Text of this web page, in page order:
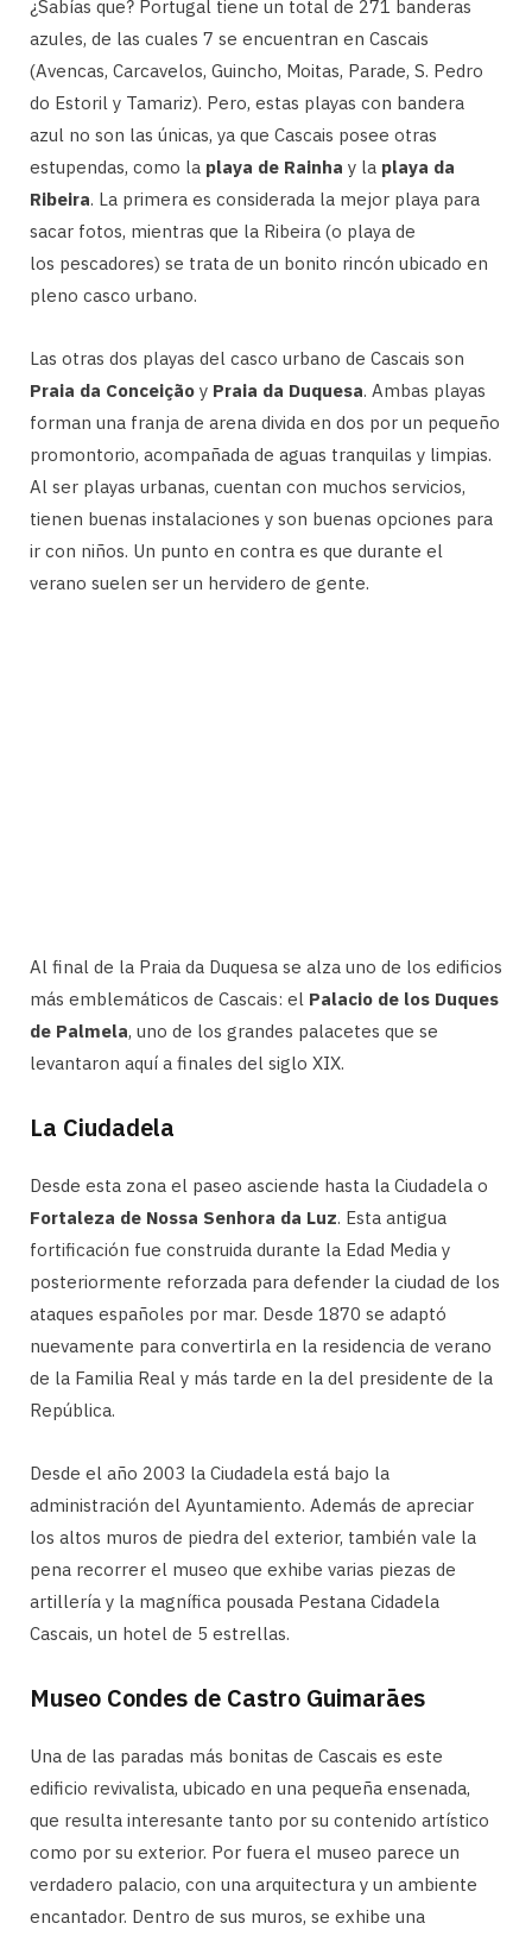
¿Sabías que? Portugal tiene un total de 271 banderas
azules, de las cuales 7 se encuentran en Cascais
(Avencas, Carcavelos, Guincho, Moitas, Parade, S. Pedro
do Estoril y Tamariz). Pero, estas playas con bandera
azul no son las únicas, ya que Cascais posee otras
estupendas, como la playa de Rainha y la playa da
Ribeira. La primera es considerada la mejor playa para
sacar fotos, mientras que la Ribeira (o playa de
los pescadores) se trata de un bonito rincón ubicado en
pleno casco urbano.
Las otras dos playas del casco urbano de Cascais son
Praia da Conceição y Praia da Duquesa. Ambas playas
forman una franja de arena divida en dos por un pequeño
promontorio, acompañada de aguas tranquilas y limpias.
Al ser playas urbanas, cuentan con muchos servicios,
tienen buenas instalaciones y son buenas opciones para
ir con niños. Un punto en contra es que durante el
verano suelen ser un hervidero de gente.
Al final de la Praia da Duquesa se alza uno de los edificios
más emblemáticos de Cascais: el Palacio de los Duques
de Palmela, uno de los grandes palacetes que se
levantaron aquí a finales del siglo XIX.
La Ciudadela
Desde esta zona el paseo asciende hasta la Ciudadela o
Fortaleza de Nossa Senhora da Luz. Esta antigua
fortificación fue construida durante la Edad Media y
posteriormente reforzada para defender la ciudad de los
ataques españoles por mar. Desde 1870 se adaptó
nuevamente para convertirla en la residencia de verano
de la Familia Real y más tarde en la del presidente de la
República.
Desde el año 2003 la Ciudadela está bajo la
administración del Ayuntamiento. Además de apreciar
los altos muros de piedra del exterior, también vale la
pena recorrer el museo que exhibe varias piezas de
artillería y la magnífica pousada Pestana Cidadela
Cascais, un hotel de 5 estrellas.
Museo Condes de Castro Guimarāes
Una de las paradas más bonitas de Cascais es este
edificio revivalista, ubicado en una pequeña ensenada,
que resulta interesante tanto por su contenido artístico
como por su exterior. Por fuera el museo parece un
verdadero palacio, con una arquitectura y un ambiente
encantador. Dentro de sus muros, se exhibe una